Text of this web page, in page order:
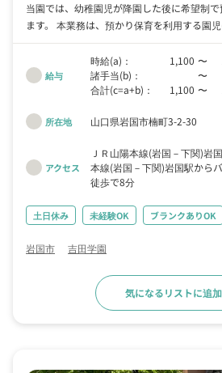
当園では、幼稚園児が降園した後に希望制
ます。 本業務は、預かり保育を利用する園児の保護者の方がお迎えに
見えるまでの園内での保育をサポートして
預かり保育では、担任業務のように設定保
ことをすることはなく、園児が楽しく、安全
っていただきます。 平均すると、1日あたり20～30名の園児が預かり
給与
時給(a)： 1,100 〜
諸手当(b)：
〜
合計(c=a+b)：
1,100 〜
所在地 山口県岩国市楠町3-2-30
アクセス
ＪＲ山陽本線(岩国－下関)岩
本線(岩国－下関)岩国駅から
徒歩で8分
土日休み 未経験OK ブランクありOK
岩国市 吉田学園
気になるリストに追